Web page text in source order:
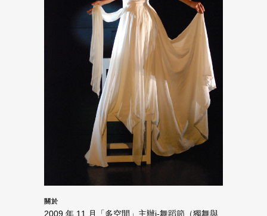
關於
2009 年 11 月「多空間」主辦i-舞蹈節（獨舞與